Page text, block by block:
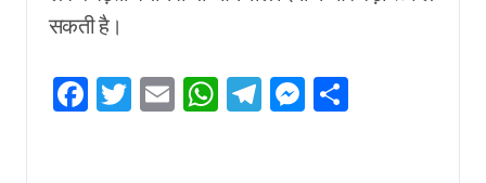
सकती है।
Facebook
Twitter
EmailWhatsApp
Telegram
Messenger